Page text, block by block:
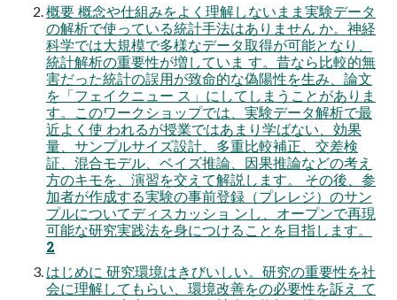
概要 概念や仕組みをよく理解しないまま実験データ
の解析で使っている統計手法はありません か。神経
科学では大規模で多様なデータ取得が可能となり、
統計解析の重要性が増していま す。昔なら比較的無
害だった統計の誤用が致命的な偽陽性を生み、論文
を「フェイクニュー ス」にしてしまうことがありま
す。このワークショップでは、実験データ解析で最
近よく使 われるが授業ではあまり学ばない、効果
量、サンプルサイズ設計、多重比較補正、交差検
証、混合モデル、ベイズ推論、因果推論などの考え
方のキモを、演習を交えて解説します。 その後、参
加者が作成する実験の事前登録（プレレジ）のサン
プルについてディスカッショ ンし、オープンで再現
可能な研究実践法を身につけることを目指します。
2
はじめに 研究環境はきびいしい。研究の重要性を社
会に理解してもらい、環境改善をの必要性を訴え て